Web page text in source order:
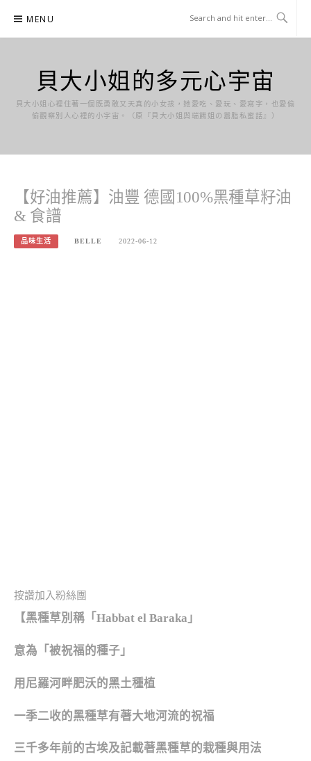
content
MENU
貝大小姐的多元心宇宙
貝大小姐心裡住著一個既勇敢又天真的小女孩，她愛吃、愛玩、愛寫字，也愛偷
偷觀察別人心裡的小宇宙。（原『貝大小姐與瑞餚姐の囂脂私蜜話』）
【好油推薦】油豐 德國100%黑種草籽油
& 食譜
品味生活 BELLE 2022-06-12
按讚加入粉絲團
【黑種草別稱「Habbat el Baraka」
意為「被祝福的種子」
用尼羅河畔肥沃的黑土種植
一季二收的黑種草有著大地河流的祝福
三千多年前的古埃及記載著黑種草的栽種與用法